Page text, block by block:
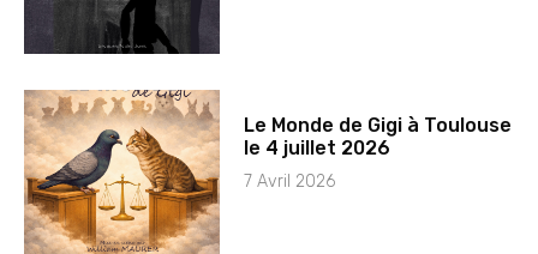
Le Monde de Gigi à Toulouse
le 4 juillet 2026
7 Avril 2026